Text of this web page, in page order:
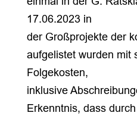
17.06.2023 in
der Großprojekte der
aufgelistet wurden mit
Folgekosten,
inklusive
Erkenntnis, dass